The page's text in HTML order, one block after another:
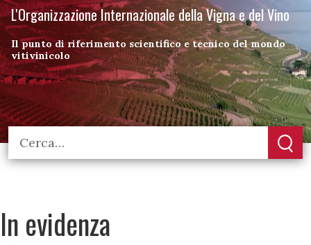
L'Organizzazione Internazionale della Vigna e del Vino
Il punto di riferimento scientifico e tecnico del mondo
vitivinicolo
In evidenza